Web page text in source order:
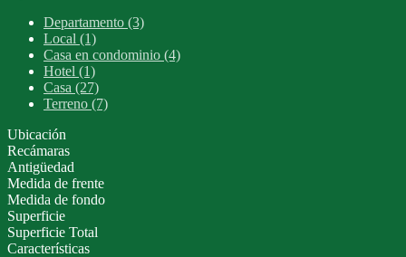
Departamento (3)
Local (1)
Casa en condominio (4)
Hotel (1)
Casa (27)
Terreno (7)
Ubicación
Recámaras
Antigüedad
Medida de frente
Medida de fondo
Superficie
Superficie Total
Características